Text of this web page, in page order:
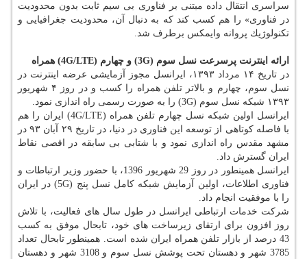
سراسری انتقال داده مبتنی بر فناوری بی سیم ثابت بدون محدودیت
در فناوری» را هم كسب كند كه به دنبال آن، محدودیت جغرافیایی و
تكنولوژیك پروانه وایمكس برطرف شد.
ارائه اینترنت پرسرعت نسل سوم (3G) و چهارم (4G/LTE) همراه
در تاریخ ۱۴ مرداد ۱۳۹۳، ایرانسل مجوز آزمایشی عرضه اینترنت در
نسل سوم، چهارم و بالاتر تلفن همراه را كسب و در روز ۴ شهریور
۱۳۹۳ شبكه نسل سوم (3G) را به صورت رسمی راه اندازی نمود.
ایرانسل اولین شبكه نسل چهارم تلفن همراه (4G/LTE) ایران را هم
با فاصله كوتاهی از توسعه این فناوری در دنیا، در تاریخ ۲۹ آبان ۹۳ در
مشهد مقدس راه اندازی نمود و با شتابی بی سابقه در اقصی نقاط
ایران گسترش داد.
ایرانسل همینطور در روز 29 شهریور 1396، با حضور وزیر ارتباطات و
فناوری اطلاعات، اولین آزمایش شبكه كامل نسل پنج (5G) در ایران
را با موفقیت انجام داد.
شركت خدمات ارتباطی ایرانسل در طول سال های فعالیت، با تلاش
روز افزون برای ارتقای زیرساخت های خود، تابحال موفق به كسب
43 درصد از بازار تلفن همراه ایران شده است. همینطور تابحال تعداد
3785 شهر و دهستان تحت پوشش نسل سوم و 3108 شهر و دهستان